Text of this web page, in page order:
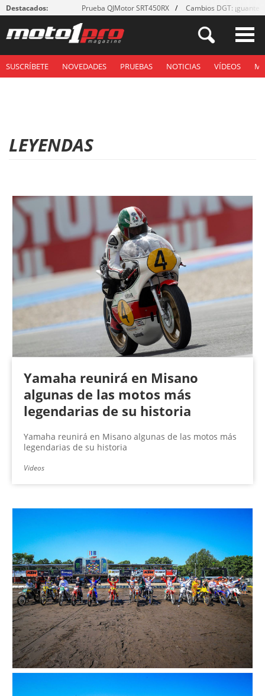
Destacados: Prueba QJMotor SRT450RX Cambios DGT: ¡guantes!
SUSCRÍBETE NOVEDADES PRUEBAS NOTICIAS VÍDEOS
LEYENDAS
Yamaha reunirá en Misano
algunas de las motos más
legendarias de su historia
Yamaha reunirá en Misano algunas de las motos más
legendarias de su historia
Videos